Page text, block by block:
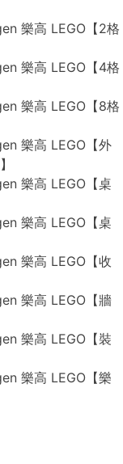
樂高 LEGO【2格
樂高 LEGO【4格
樂高 LEGO【8格
樂高 LEGO【外
樂高 LEGO【桌
樂高 LEGO【桌
樂高 LEGO【收
樂高 LEGO【牆
樂高 LEGO【裝
樂高 LEGO【樂